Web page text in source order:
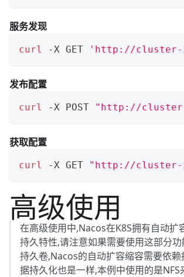
服务发现
curl -X GET 'http://cluster-
发布配置
curl -X POST "http://cluster-
获取配置
curl -X GET "http://cluster-
高级使用
在高级使用中,Nacos在K8S拥有自动扩
持久特性,请注意如果需要使用这部分功
持久卷,Nacos的自动扩容缩容需要依
据持久化也是一样,本例中使用的是NFS